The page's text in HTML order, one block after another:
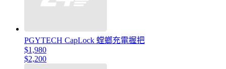
PGYTECH CapLock 螳螂充電握把
$1,980
$2,200